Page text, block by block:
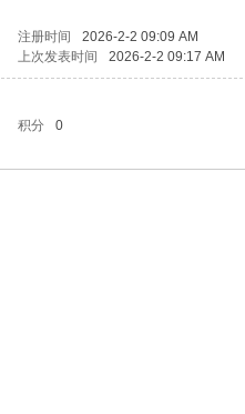
注册时间 2026-2-2 09:09 AM
上次发表时间 2026-2-2 09:17 AM
积分 0